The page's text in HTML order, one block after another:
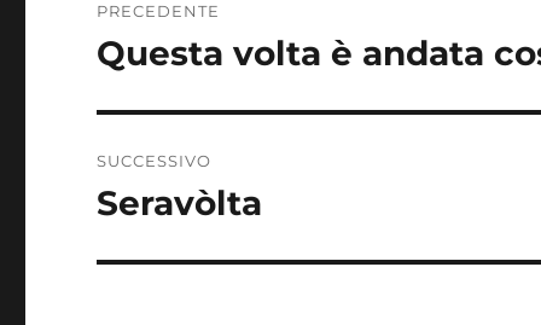
articoli
PRECEDENTE
Articolo
Questa volta è andata
SUCCESSIVO
Articolo
Seravòlta